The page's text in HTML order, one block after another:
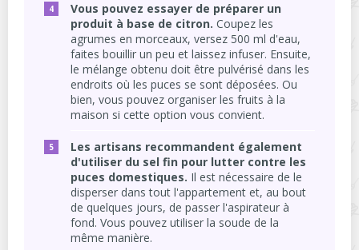
Vous pouvez essayer de préparer un
produit à base de citron. Coupez les
agrumes en morceaux, versez 500 ml d'eau,
faites bouillir un peu et laissez infuser. Ensuite,
le mélange obtenu doit être pulvérisé dans les
endroits où les puces se sont déposées. Ou
bien, vous pouvez organiser les fruits à la
maison si cette option vous convient.
Les artisans recommandent également
d'utiliser du sel fin pour lutter contre les
puces domestiques. Il est nécessaire de le
disperser dans tout l'appartement et, au bout
de quelques jours, de passer l'aspirateur à
fond. Vous pouvez utiliser la soude de la
même manière.